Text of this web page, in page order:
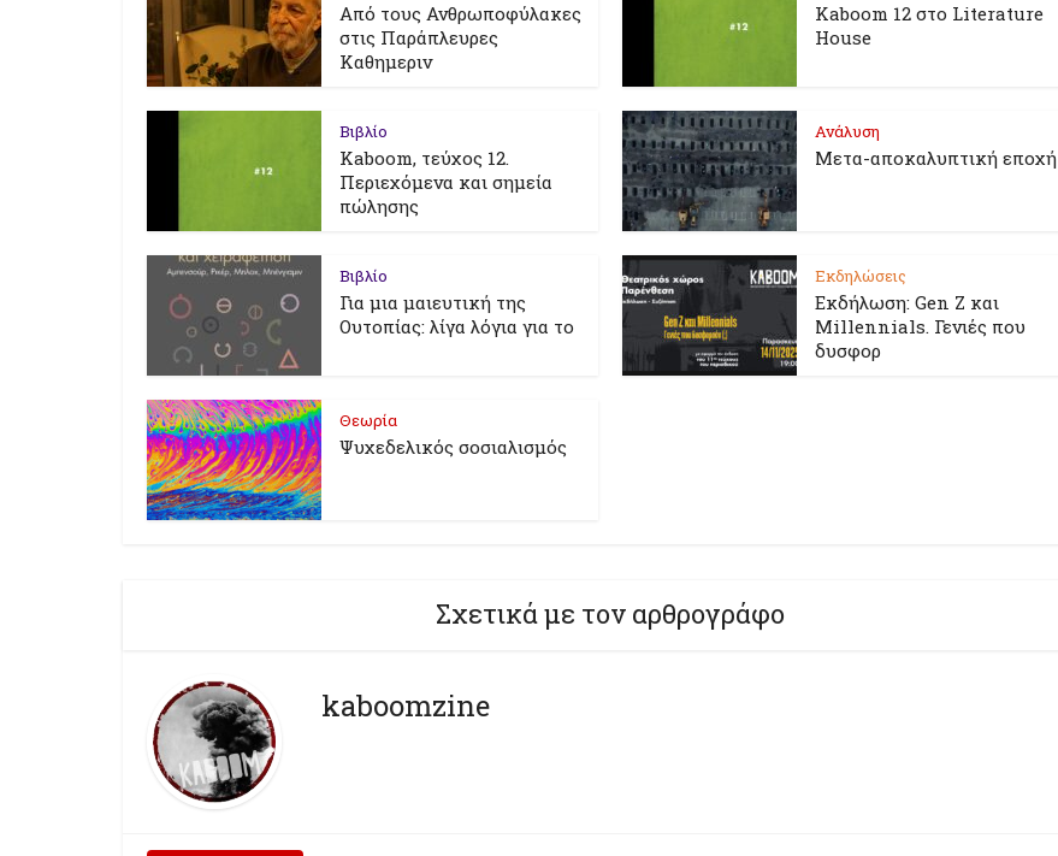
Από τους Ανθρωποφύλακες
στις Παράπλευρες
Καθημεριν
Kaboom 12 στο Literature
House
Βιβλίο
Kaboom, τεύχος 12.
Περιεχόμενα και σημεία
πώλησης
Ανάλυση
Μετα-αποκαλυπτική εποχή
Βιβλίο
Για μια μαιευτική της
Ουτοπίας: λίγα λόγια για το
Εκδηλώσεις
Εκδήλωση: Gen Z και
Millennials. Γενιές που
δυσφορ
Θεωρία
Ψυχεδελικός σοσιαλισμός
Σχετικά με τον αρθρογράφο
kaboomzine